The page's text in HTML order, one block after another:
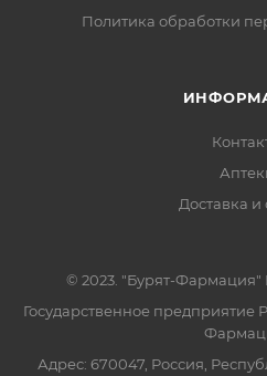
Политика обработки
Доставка и
© 2023. "Бурят-
Государственное предприятие
Адрес: 670047, Россия,